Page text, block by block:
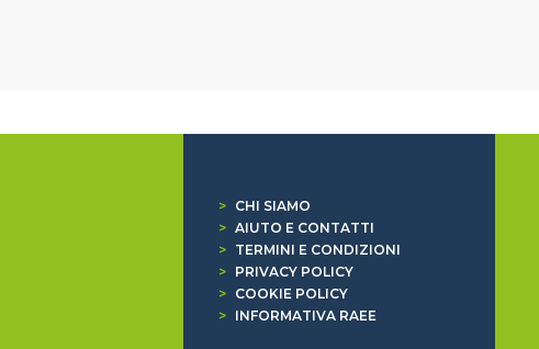
>
CHI SIAMO
> AIUTO E CONTATTI
>
TERMINI E CONDIZIONI
>
PRIVACY POLICY
>
COOKIE POLICY
>
INFORMATIVA RAEE